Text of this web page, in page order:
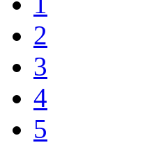
2
3
4
5